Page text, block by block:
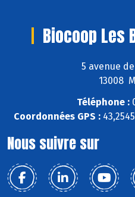
Biocoop Les
5 avenue
13008
Téléphone :
Coordonnées GPS :
Nous suivre sur